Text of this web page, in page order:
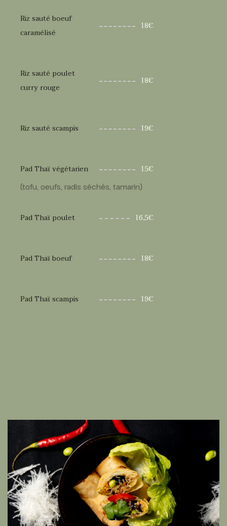
Riz sauté boeuf
caramélisé
18€
Riz sauté poulet
curry rouge
18€
Riz sauté scampis 19€
Pad Thaï végétarien 15€
(tofu, oeufs, radis séchés, tamarin)
Pad Thaï poulet 16,5€
Pad Thaï boeuf 18€
Pad Thaï scampis 19€